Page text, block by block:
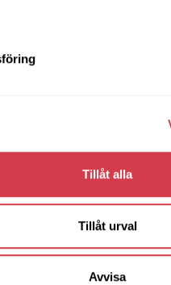
Tillåt alla
Tillåt urval
Avvisa
har vi
på Bergvretenskolan klass